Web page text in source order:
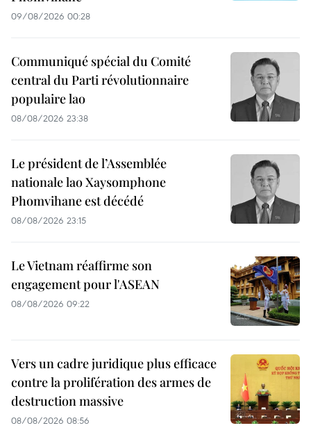
09/08/2026 00:28
Communiqué spécial du Comité
central du Parti révolutionnaire
populaire lao
08/08/2026 23:38
Le président de l’Assemblée
nationale lao Xaysomphone
Phomvihane est décédé
08/08/2026 23:15
Le Vietnam réaffirme son
engagement pour l'ASEAN
08/08/2026 09:22
Vers un cadre juridique plus efficace
contre la prolifération des armes de
destruction massive
08/08/2026 08:56